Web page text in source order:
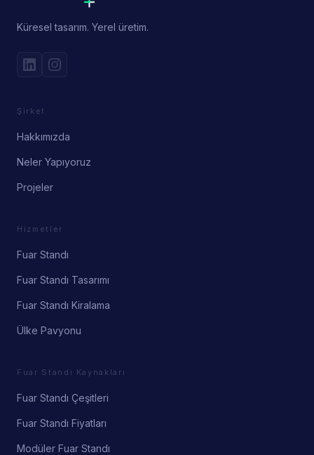
Küresel tasarım. Yerel üretim.
Şirket
Hakkımızda
Neler Yapıyoruz
Projeler
Hizmetler
Fuar Standı
Fuar Standı Tasarımı
Fuar Standı Kiralama
Ülke Pavyonu
Fuar Standı Kaynakları
Fuar Standı Çeşitleri
Fuar Standı Fiyatları
Modüler Fuar Standı